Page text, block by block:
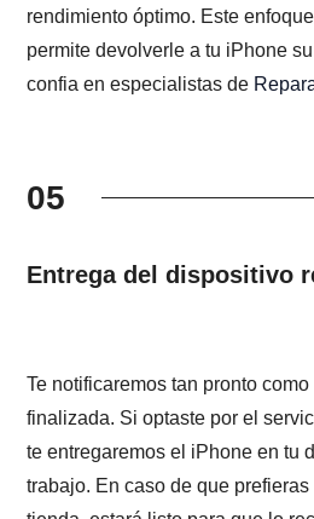
rendimiento óptimo. Este
permite devolverle a tu iPhone
confia en especialistas de
05
Entrega del dispositivo
Te notificaremos tan pronto
finalizada. Si optaste por el
te entregaremos el iPhone en tu
trabajo. En caso de que